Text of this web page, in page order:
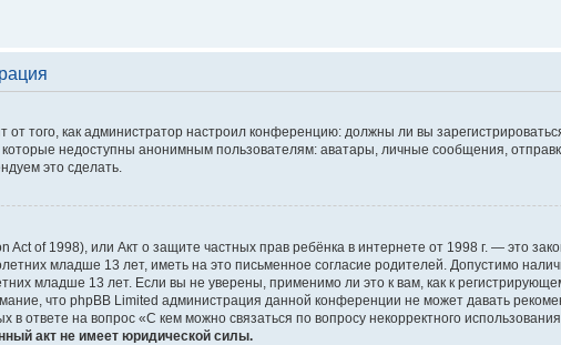
от того, как администратор настроил конференцию: должны ли вы
недоступны анонимным пользователям: аватары, личные сообщения,
это сделать.
Act of 1998), или Акт о защите частных прав ребёнка в интернете от 1998 г. — это
младше 13 лет, иметь на это письменное согласие родителей. Допустимо
младше 13 лет. Если вы не уверены, применимо ли это к вам, как к
что phpBB Limited администрация данной конференции не может давать
в ответе на вопрос «С кем можно связаться по вопросу некорректного
акт не имеет юридической силы.